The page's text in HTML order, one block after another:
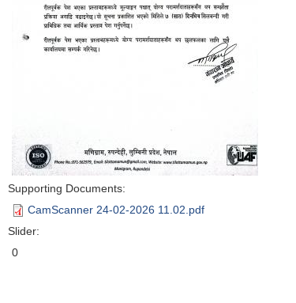
Supporting Documents:
CamScanner 24-02-2026 11.02.pdf
Slider:
0